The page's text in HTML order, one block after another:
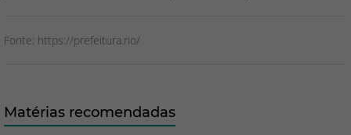
Fonte: https://prefeitura.rio/
Matérias recomendadas